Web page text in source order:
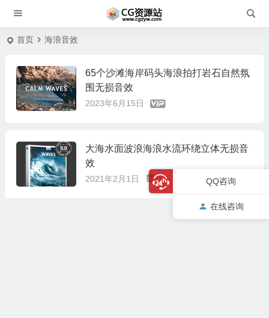
首页 海浪音效
65个沙滩海岸码头海浪拍打岩石自然氛
围无损音效
2023年6月15日
大海水面波浪海浪水流环绕立体无损音
效
2021年2月1日 10 QQ咨询
在线咨询